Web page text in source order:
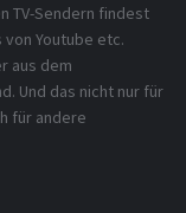
TV-Sendern findest
von Youtube etc.
aus dem
Und das nicht nur für
für andere